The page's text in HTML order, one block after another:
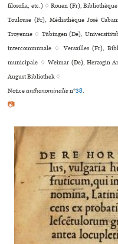
filosofia, etc.) ♢ Rouen (Fr),
Toulouse (Fr), Médiathèque José
Troyenne ♢ Tübingen (De),
inter­com­mu­nale ♢ Versailles (Fr),
muni­ci­pale ♢ Weimar (De), Herzogin
August Bibliothek ♢
Noticeanthonominalien°38.
📷